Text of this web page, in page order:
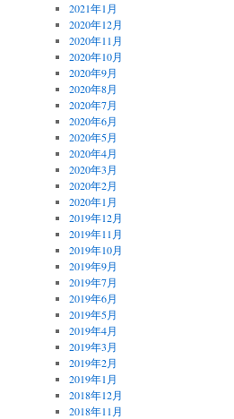
2021年1月
2020年12月
2020年11月
2020年10月
2020年9月
2020年8月
2020年7月
2020年6月
2020年5月
2020年4月
2020年3月
2020年2月
2020年1月
2019年12月
2019年11月
2019年10月
2019年9月
2019年7月
2019年6月
2019年5月
2019年4月
2019年3月
2019年2月
2019年1月
2018年12月
2018年11月